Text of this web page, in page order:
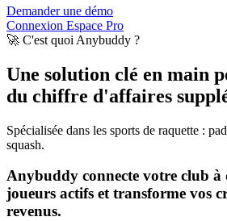
Demander une démo
Connexion Espace Pro
🚀 C'est quoi Anybuddy ?
Une solution clé en main
du chiffre d'affaires
Spécialisée dans les sports de raquette :
squash.
Anybuddy connecte votre club à
joueurs actifs et transforme vos
revenus.